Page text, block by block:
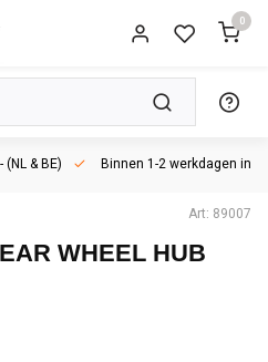
0
& BE) Binnen 1-2 werkdagen in
Art: 89007
WHEEL HUB